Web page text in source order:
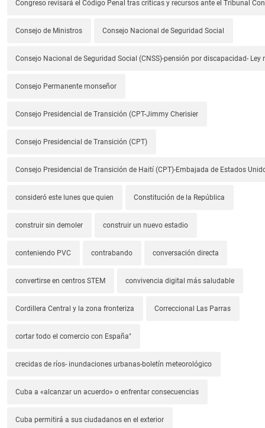
Congreso revisará el Código Penal tras críticas y recursos ante el Tribunal
Consejo de Ministros Consejo Nacional de Seguridad Social
Consejo Nacional de Seguridad Social (CNSS)-pensión por discapacidad- Ley
Consejo Permanente monseñor
Consejo Presidencial de Transición (CPT-Jimmy Cherisier
Consejo Presidencial de Transición (CPT)
Consejo Presidencial de Transición de Haití (CPT)-Embajada de Estados
consideró este lunes que quien Constitución de la República
construir sin demoler construir un nuevo estadio
conteniendo PVC contrabando conversación directa
convertirse en centros STEM convivencia digital más saludable
Cordillera Central y la zona fronteriza Correccional Las Parras
cortar todo el comercio con España"
crecidas de ríos- inundaciones urbanas-boletín meteorológico
Cuba a «alcanzar un acuerdo» o enfrentar consecuencias
Cuba permitirá a sus ciudadanos en el exterior